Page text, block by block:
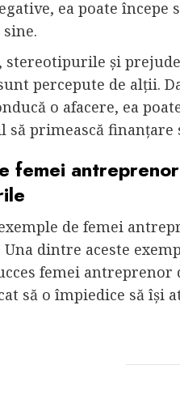
ea poate începe
stereotipurile și
percepute de alții.
o afacere, ea
să primească
femei
de femei
dintre aceste
femei
să o împiedice să își